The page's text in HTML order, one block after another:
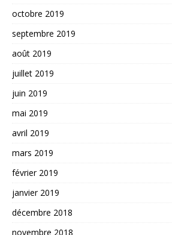
octobre 2019
septembre 2019
août 2019
juillet 2019
juin 2019
mai 2019
avril 2019
mars 2019
février 2019
janvier 2019
décembre 2018
novembre 2018